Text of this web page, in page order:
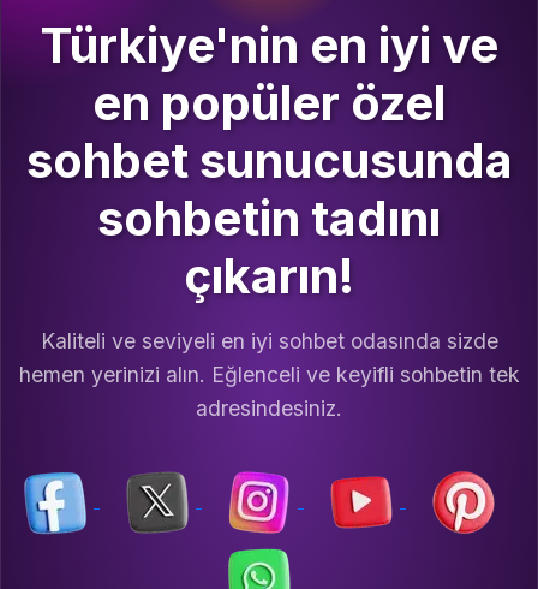
Türkiye'nin en iyi ve
en popüler özel
sohbet sunucusunda
sohbetin tadını
çıkarın!
Kaliteli ve seviyeli en iyi sohbet odasında sizde
hemen yerinizi alın. Eğlenceli ve keyifli sohbetin tek
adresindesiniz.